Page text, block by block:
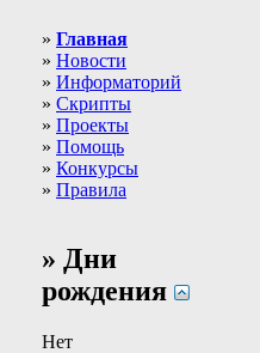
» Главная
» Новости
» Информаторий
» Скрипты
» Проекты
» Помощь
» Конкурсы
» Правила
» Дни
рождения
Нет